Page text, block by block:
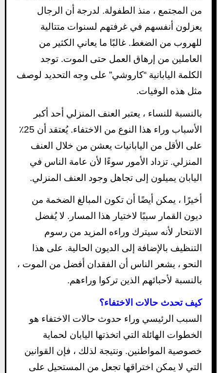
من المجتمع ، منذ الطفولة. لدرجة أن الرجال
يعزلون أنفسهم في غرفتهم لسنوات متتالية
للهروب من الضغط. غالبًا ما يعاني الكثير من
العاملين من إرهاق العمل حتى الموت. توجد
الكلمة اليابانية “كاروشي” على وجه التحديد لوصف
مثل هذه الوفيات.
بالنسبة للنساء ، يعتبر العنف المنزلي أحد أكبر
الأسباب وراء هذا النوع من الاختفاء. يُعتقد أن 25٪
على الأقل من اليابانيات يعشن من خلال العنف
المنزلي. تزداد الأمور سوءًا لأن عامة الناس في
اليابان يميلون إلى تجاهل وجود العنف المنزلي.
أخيرًا ، يمكن أيضًا أن تكون المبالغ الضخمة من
ديون القمار سببًا لاختيار هذا المسار. لا يُفضل
الانتحار لأنه سيترك وراءه المزيد من رسوم
التنظيف بالإضافة إلى الديون الحالية. على هذا
النحو ، يشعر الناس أن الفقدان أفضل من الموت ،
بالنسبة لأحبائهم الذين تركوا وراءهم.
كيف تحدث حالات الاختفاء؟
السبب الرئيسي وراء حدوث حالات الاختفاء هو
الخطوات الهائلة التي اتخذتها اليابان لحماية
خصوصية المواطنين. ونتيجة لذلك ، فإن القوانين
التي لا يمكن اختراقها تجعل من المستحيل على